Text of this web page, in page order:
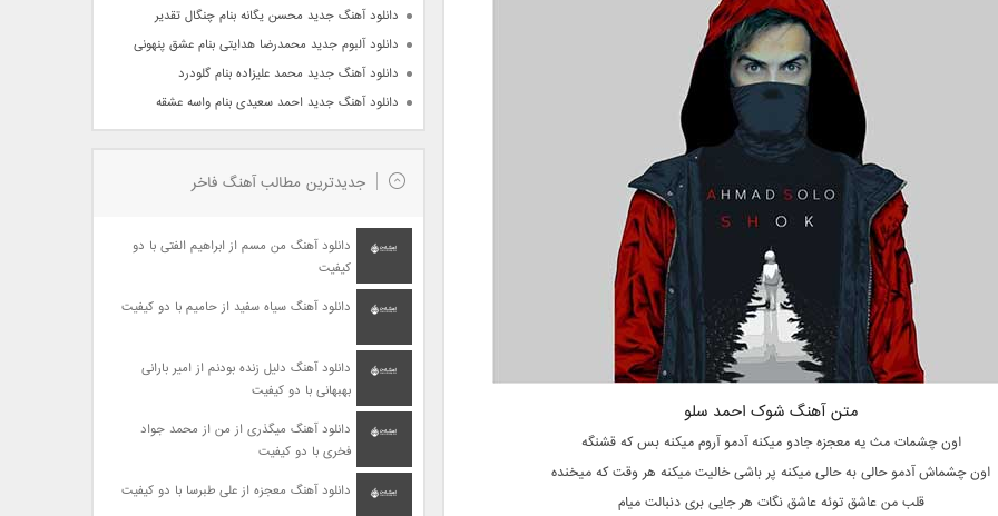
متن آهنگ شوک احمد سلو
اون چشمات مث یه معجزه جادو میکنه آدمو آروم میکنه بس که قشنگه
اون چشماش آدمو حالی به حالی میکنه پر باشی خالیت میکنه هر وقت که میخنده
قلب من عاشق توئه عاشق نگات هر جایی بری دنبالت میام
دانلود آهنگ جدید محسن یگانه بنام چنگال تقدیر
دانلود آلبوم جدید محمدرضا هدایتی بنام عشق پنهونی
دانلود آهنگ جدید محمد علیزاده بنام گلودرد
دانلود آهنگ جدید احمد سعیدی بنام واسه عشقه
جدیدترین مطالب آهنگ فاخر
دانلود آهنگ من مسم از ابراهیم الفتی با دو
کیفیت
دانلود آهنگ سیاه سفید از حامیم با دو کیفیت
دانلود آهنگ دلیل زنده بودنم از امیر بارانی
بهبهانی با دو کیفیت
دانلود آهنگ میگذری از من از محمد جواد
فخری با دو کیفیت
دانلود آهنگ معجزه از علی طبرسا با دو کیفیت